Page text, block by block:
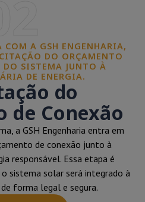
A GSH ENGENHARIA,
DO ORÇAMENTO
DO SISTEMA JUNTO À
DE ENERGIA.
do
de Conexão
a GSH Engenharia entra em
de conexão junto à
responsável. Essa etapa é
sistema solar será integrado à
forma legal e segura.